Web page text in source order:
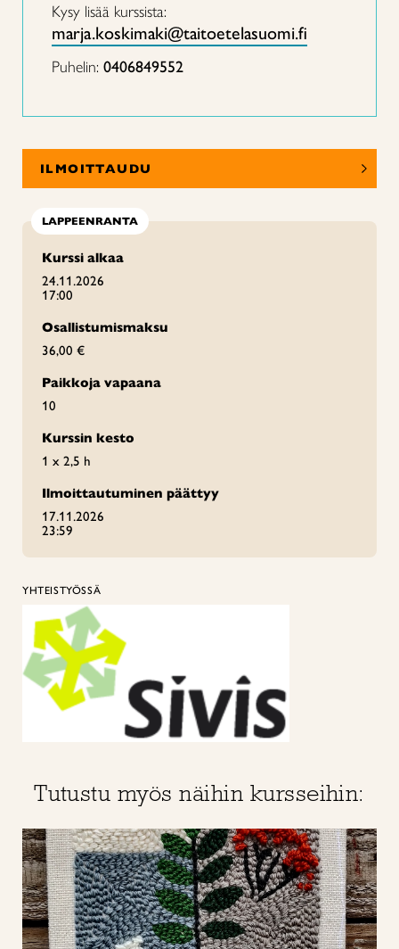
Kysy lisää kurssista:
marja.koskimaki@taitoetelasuomi.fi
Puhelin: 0406849552
ILMOITTAUDU
LAPPEENRANTA
Kurssi alkaa
24.11.2026
17:00
Osallistumismaksu
36,00 €
Paikkoja vapaana
10
Kurssin kesto
1 x 2,5 h
Ilmoittautuminen päättyy
17.11.2026
23:59
YHTEISTYÖSSÄ
Tutustu myös näihin kursseihin: